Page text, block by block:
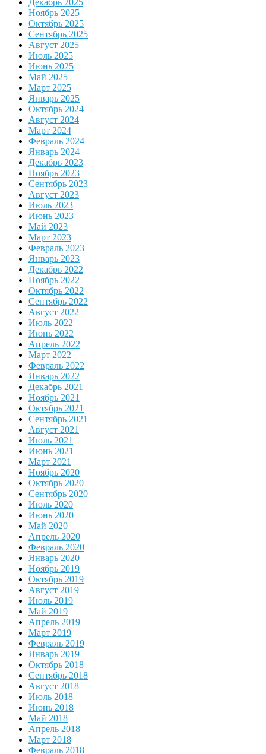
Декабрь 2025
Ноябрь 2025
Октябрь 2025
Сентябрь 2025
Август 2025
Июль 2025
Июнь 2025
Май 2025
Март 2025
Январь 2025
Октябрь 2024
Август 2024
Март 2024
Февраль 2024
Январь 2024
Декабрь 2023
Ноябрь 2023
Сентябрь 2023
Август 2023
Июль 2023
Июнь 2023
Май 2023
Март 2023
Февраль 2023
Январь 2023
Декабрь 2022
Ноябрь 2022
Октябрь 2022
Сентябрь 2022
Август 2022
Июль 2022
Июнь 2022
Апрель 2022
Март 2022
Февраль 2022
Январь 2022
Декабрь 2021
Ноябрь 2021
Октябрь 2021
Сентябрь 2021
Август 2021
Июль 2021
Июнь 2021
Март 2021
Ноябрь 2020
Октябрь 2020
Сентябрь 2020
Июль 2020
Июнь 2020
Май 2020
Апрель 2020
Февраль 2020
Январь 2020
Ноябрь 2019
Октябрь 2019
Август 2019
Июль 2019
Май 2019
Апрель 2019
Март 2019
Февраль 2019
Январь 2019
Октябрь 2018
Сентябрь 2018
Август 2018
Июль 2018
Июнь 2018
Май 2018
Апрель 2018
Март 2018
Февраль 2018